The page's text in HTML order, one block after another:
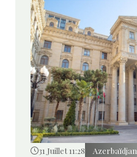
31 Juillet 11:28 Azerbaïdjan